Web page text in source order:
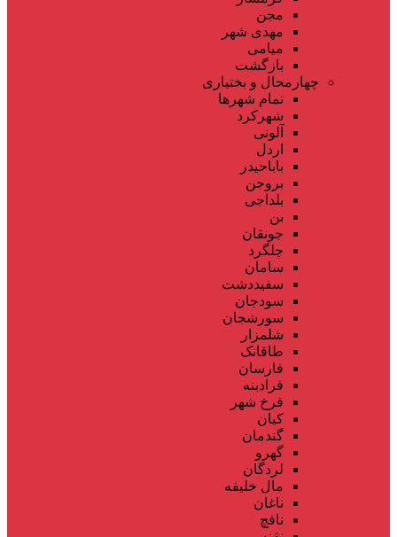
مجن
مهدی شهر
میامی
بازگشت
چهارمحال و بختیاری
تمام شهر‌ها
شهرکرد
آلونی
اردل
باباحیدر
بروجن
بلداجی
بن
جونقان
چلگرد
سامان
سفیددشت
سودجان
سورشجان
شلمزار
طاقانک
فارسان
فرادبنه
فرخ شهر
کیان
گندمان
گهرو
لردگان
مال خلیفه
ناغان
نافچ